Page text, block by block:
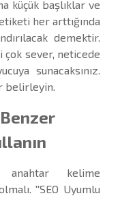
küçük başlıklar ve
her arttığında
demektir.
çok sever, neticede
sunacaksınız.
belirleyin.
anahtar kelime
''SEO Uyumlu